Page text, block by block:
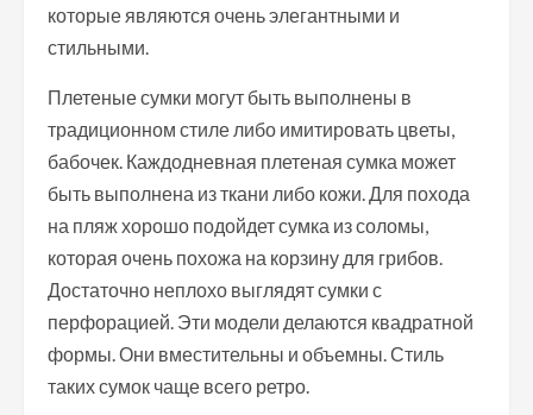
которые являются очень элегантными и
стильными.
Плетеные сумки могут быть выполнены в
традиционном стиле либо имитировать цветы,
бабочек. Каждодневная плетеная сумка может
быть выполнена из ткани либо кожи. Для похода
на пляж хорошо подойдет сумка из соломы,
которая очень похожа на корзину для грибов.
Достаточно неплохо выглядят сумки с
перфорацией. Эти модели делаются квадратной
формы. Они вместительны и объемны. Стиль
таких сумок чаще всего ретро.